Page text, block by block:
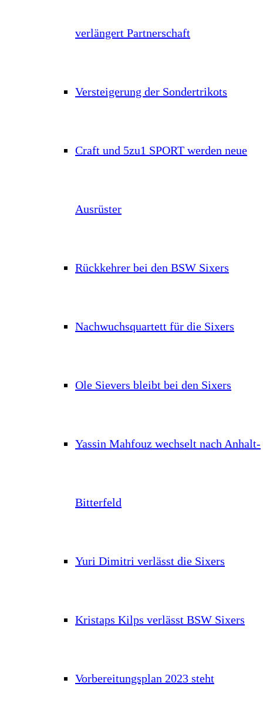
verlängert Partnerschaft
Versteigerung der Sondertrikots
Craft und 5zu1 SPORT werden neue
Ausrüster
Rückkehrer bei den BSW Sixers
Nachwuchsquartett für die Sixers
Ole Sievers bleibt bei den Sixers
Yassin Mahfouz wechselt nach Anhalt-
Bitterfeld
Yuri Dimitri verlässt die Sixers
Kristaps Kilps verlässt BSW Sixers
Vorbereitungsplan 2023 steht